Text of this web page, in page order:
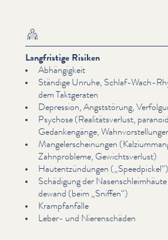
Langfristige Risiken
Abhängigkeit
Ständige Unruhe, Schlaf-Wach-
dem Taktgeraten
Depression, Angst­störung,
Psychose (Real­itätsver­lust,
Gedankengänge,
Man­gel­er­schei­n­un­gen
Zah­n­prob­leme, Gewichtsver­lust)
Hau­t­entzün­dun­gen („Speedpickel“)
Schädigung der
de­wand (beim „Sniffen“)
Kramp­fan­fälle
Leber- und Nieren­schä­den